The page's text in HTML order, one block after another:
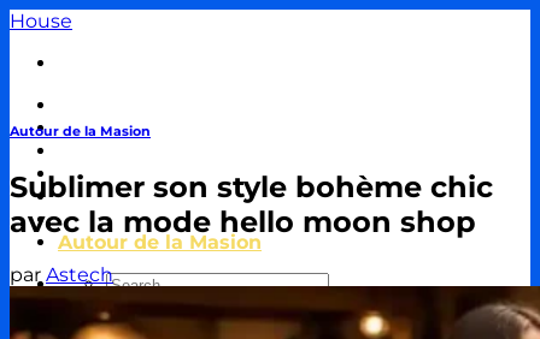
Passer
contenu
House
Piscine
Décoration & Aménagement
Énergie
Immobilier & Crédit
Autour de la Masion
Autour de la Masion
Sublimer son style bohème chic
avec la mode hello moon shop
par Astech